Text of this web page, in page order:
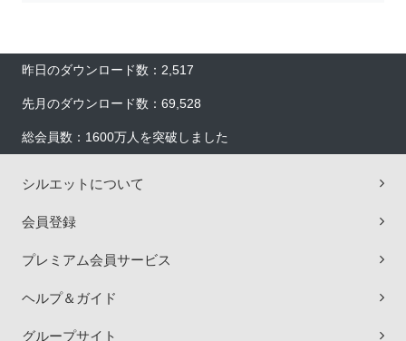
昨日のダウンロード数：2,517
先月のダウンロード数：69,528
総会員数：1600万人を突破しました
シルエットについて
会員登録
プレミアム会員サービス
ヘルプ＆ガイド
グループサイト